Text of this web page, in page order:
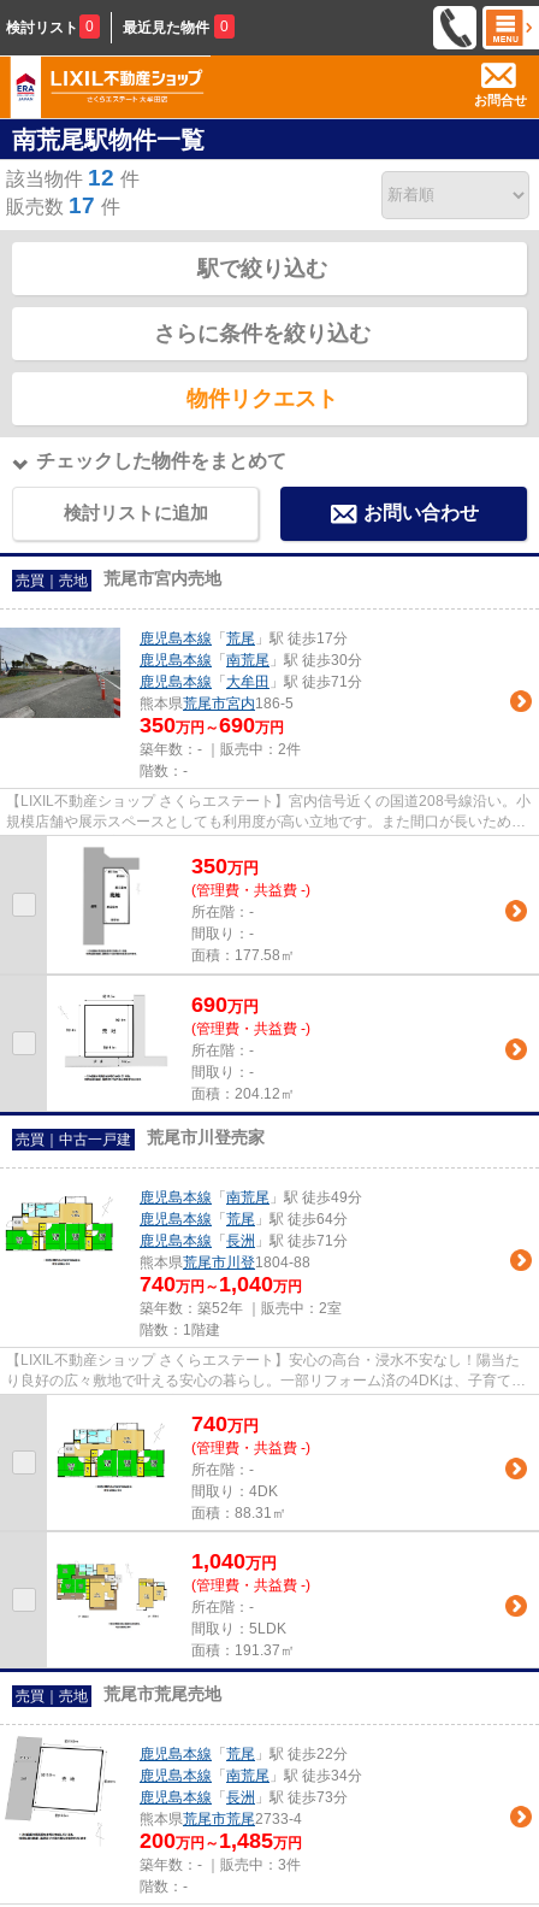
検討リスト 0 最近見た物件 0
お問合せ
南荒尾駅物件一覧
該当物件 12 件
販売数 17 件
駅で絞り込む
さらに条件を絞り込む
物件リクエスト
チェックした物件をまとめて
検討リストに追加 お問い合わせ
売買｜売地 荒尾市宮内売地
鹿児島本線 「 荒尾 」駅 徒歩17分
鹿児島本線 「 南荒尾 」駅 徒歩30分
鹿児島本線 「 大牟田 」駅 徒歩71分
熊本県荒尾市宮内186-5
350万円～690万円
築年数：- ｜販売中： 2件
階数：-
【LIXIL不動産ショップ さくらエステート】宮内信号近くの国道208号線沿い。小
規模店舗や展示スペースとしても利用度が高い立地です。また間口が長いため、
350万円
(管理費・共益費 -)
所在階：-
間取り：-
面積：177.58㎡
690万円
(管理費・共益費 -)
所在階：-
間取り：-
面積：204.12㎡
売買｜中古一戸建 荒尾市川登売家
鹿児島本線 「 南荒尾 」駅 徒歩49分
鹿児島本線 「 荒尾 」駅 徒歩64分
鹿児島本線 「 長洲 」駅 徒歩71分
熊本県荒尾市川登1804-88
740万円～ 1,040万円
築年数：築52年 ｜販売中： 2室
階数：1階建
【LIXIL不動産ショップ さくらエステート】安心の高台・浸水不安なし！陽当た
り良好の広々敷地で叶える安心の暮らし。一部リフォーム済の4DKは、子育てか
740万円
(管理費・共益費 -)
所在階：-
間取り：4DK
面積：88.31㎡
1,040万円
(管理費・共益費 -)
所在階：-
間取り：5LDK
面積：191.37㎡
売買｜売地 荒尾市荒尾売地
鹿児島本線 「 荒尾 」駅 徒歩22分
鹿児島本線 「 南荒尾 」駅 徒歩34分
鹿児島本線 「 長洲 」駅 徒歩73分
熊本県荒尾市荒尾2733-4
200万円～ 1,485万円
築年数：- ｜販売中： 3件
階数：-